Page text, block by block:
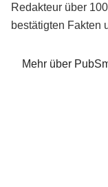
Redakteur über
bestätigten Fakten
Mehr über